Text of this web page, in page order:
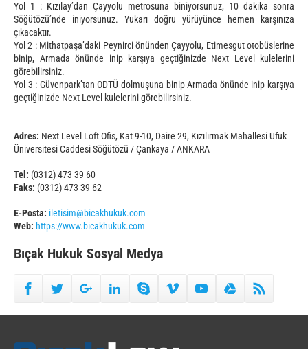
Yol 1 : Kızılay’dan Çayyolu metrosuna biniyorsunuz, 10 dakika sonra
Söğütözü’nde iniyorsunuz. Yukarı doğru yürüyünce hemen karşınıza
çıkacaktır.
Yol 2 : Mithatpaşa’daki Peynirci önünden Çayyolu, Etimesgut otobüslerine
binip, Armada önünde inip karşıya geçtiğinizde Next Level kulelerini
görebilirsiniz.
Yol 3 : Güvenpark’tan ODTÜ dolmuşuna binip Armada önünde inip karşıya
geçtiğinizde Next Level kulelerini görebilirsiniz.
Adres: Next Level Loft Ofis, Kat 9-10, Daire 29, Kızılırmak Mahallesi Ufuk
Üniversitesi Caddesi Söğütözü / Çankaya / ANKARA
Tel: (0312) 473 39 60
Faks: (0312) 473 39 62
E-Posta: iletisim@bicakhukuk.com
Web: https://www.bicakhukuk.com
Bıçak Hukuk Sosyal Medya